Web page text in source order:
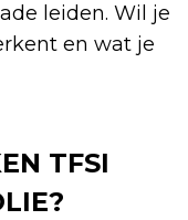
leiden. Wil je
en wat je
TFSI